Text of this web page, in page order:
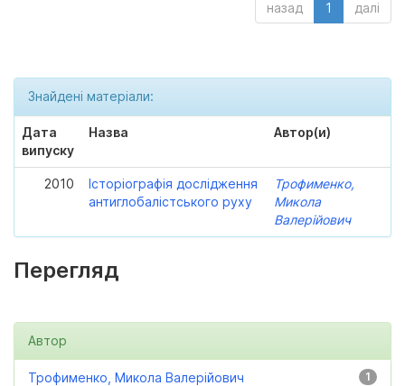
назад 1 далі
Знайдені матеріали:
Дата
випуску
Назва Автор(и)
2010
Історіографія дослідження
антиглобалістського руху
Трофименко,
Микола
Валерійович
Перегляд
Автор
1
Трофименко, Микола Валерійович